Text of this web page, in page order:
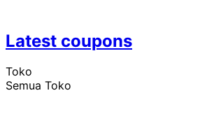
Latest coupons
Toko
Semua Toko